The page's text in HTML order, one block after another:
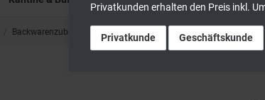
Backwarenzubehör Schokoladenformen Schokoladenform
Privatkunden erhalten den Preis inkl.
Privatkunde Geschäftskunde